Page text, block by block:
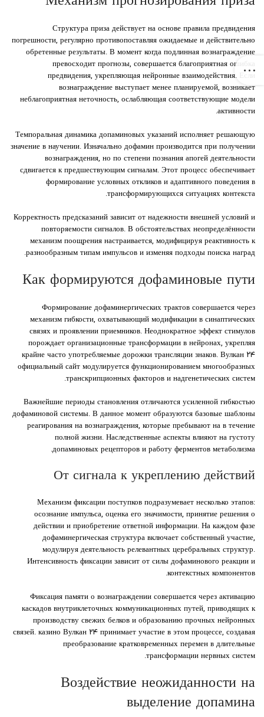
Структура приза действует на основе правила предвидения
погрешности, регулярно противопоставляя ожидаемые и действительно
обретенные результаты. В момент когда подлинная вознаграждение
превосходит прогнозы, совершается благоприятная ошибка
предвидения, укрепляющая нейронные взаимодействия. Если
вознаграждение выступает менее планируемой, возникает
неблагоприятная неточность, ослабляющая соответствующие модели
активности.
Темпоральная динамика допаминовых указаний исполняет решающую
значение в научении. Изначально дофамин производится при получении
вознаграждения, но по степени познания апогей деятельности
сдвигается к предшествующим сигналам. Этот процесс обеспечивает
формирование условных откликов и адаптивного поведения в
трансформирующихся ситуациях контекста.
Корректность предсказаний зависит от надежности внешней условий и
повторяемости сигналов. В обстоятельствах неопределённости
механизм поощрения настраивается, модифицируя реактивность к
разнообразным типам импульсов и изменяя подходы поиска наград.
Как формируются дофаминовые пути
Формирование дофаминергических трактов совершается через
механизм гибкости, охватывающий модификации в синаптических
связях и проявлении приемников. Неоднократное эффект стимулов
порождает организационные трансформации в нейронах, укрепляя
крайне часто употребляемые дорожки трансляции знаков. Вулкан ۲۴
официальный сайт модулируется функционированием многообразных
транскрипционных факторов и надгенетических систем.
Важнейшие периоды становления отличаются усиленной гибкостью
дофаминовой системы. В данное момент образуются базовые шаблоны
реагирования на вознаграждения, которые пребывают на в течение
полной жизни. Наследственные аспекты влияют на густоту
допаминовых рецепторов и работу ферментов метаболизма.
От сигнала к укреплению действий
Механизм фиксации поступков подразумевает несколько этапов:
осознание импульса, оценка его значимости, принятие решения о
действии и приобретение ответной информации. На каждом фазе
дофаминергическая структура включает собственный участие,
модулируя деятельность релевантных церебральных структур.
Интенсивность фиксации зависит от силы дофаминового реакции и
контекстных компонентов.
Фиксация памяти о вознаграждении совершается через активацию
каскадов внутриклеточных коммуникационных путей, приводящих к
производству свежих белков и образованию прочных нейронных
связей. казино Вулкан ۲۴ принимает участие в этом процессе, создавая
преобразование кратковременных перемен в длительные
трансформации нервных систем.
Воздействие неожиданности на
выделение допамина